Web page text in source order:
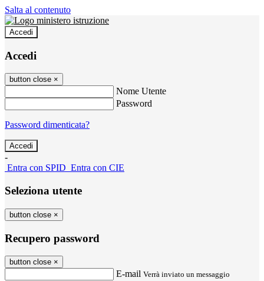
Salta al contenuto
Accedi
Accedi
button close ×
Nome Utente
Password
Password dimenticata?
-
Entra con SPID Entra con CIE
Seleziona utente
button close ×
Recupero password
button close ×
E-mail Verrà inviato un messaggio